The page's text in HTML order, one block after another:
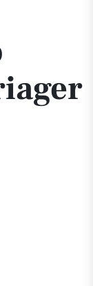
folkefest med